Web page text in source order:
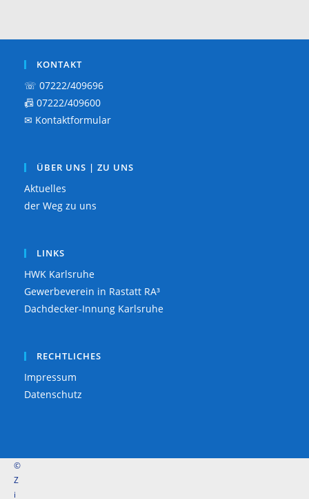
KONTAKT
☏ 07222/409696
📠 07222/409600
✉ Kontaktformular
ÜBER UNS | ZU UNS
Aktuelles
der Weg zu uns
LINKS
HWK Karlsruhe
Gewerbeverein in Rastatt RA³
Dachdecker-Innung Karlsruhe
RECHTLICHES
Impressum
Datenschutz
©
Z
i